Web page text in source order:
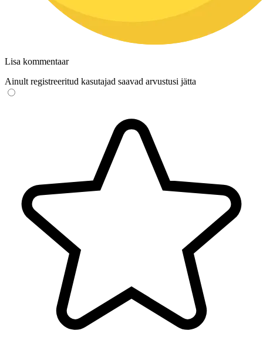
Lisa kommentaar
Ainult registreeritud kasutajad saavad arvustusi jätta